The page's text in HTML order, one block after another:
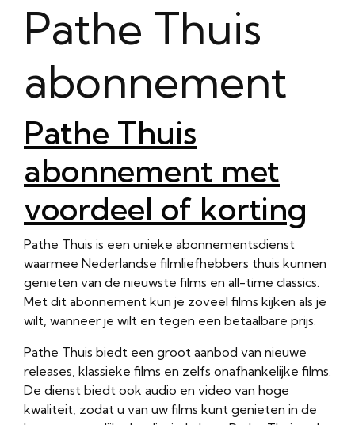
Pathe Thuis
abonnement
Pathe Thuis
abonnement met
voordeel of korting
Pathe Thuis is een unieke abonnementsdienst
waarmee Nederlandse filmliefhebbers thuis kunnen
genieten van de nieuwste films en all-time classics.
Met dit abonnement kun je zoveel films kijken als je
wilt, wanneer je wilt en tegen een betaalbare prijs.
Pathe Thuis biedt een groot aanbod van nieuwe
releases, klassieke films en zelfs onafhankelijke films.
De dienst biedt ook audio en video van hoge
kwaliteit, zodat u van uw films kunt genieten in de